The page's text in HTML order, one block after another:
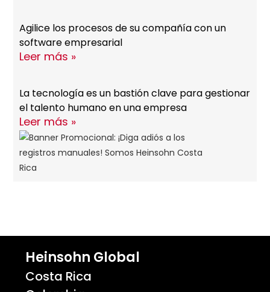
Agilice los procesos de su compañía con un
software empresarial
Leer más »
La tecnología es un bastión clave para gestionar
el talento humano en una empresa
Leer más »
Heinsohn Global
Costa Rica